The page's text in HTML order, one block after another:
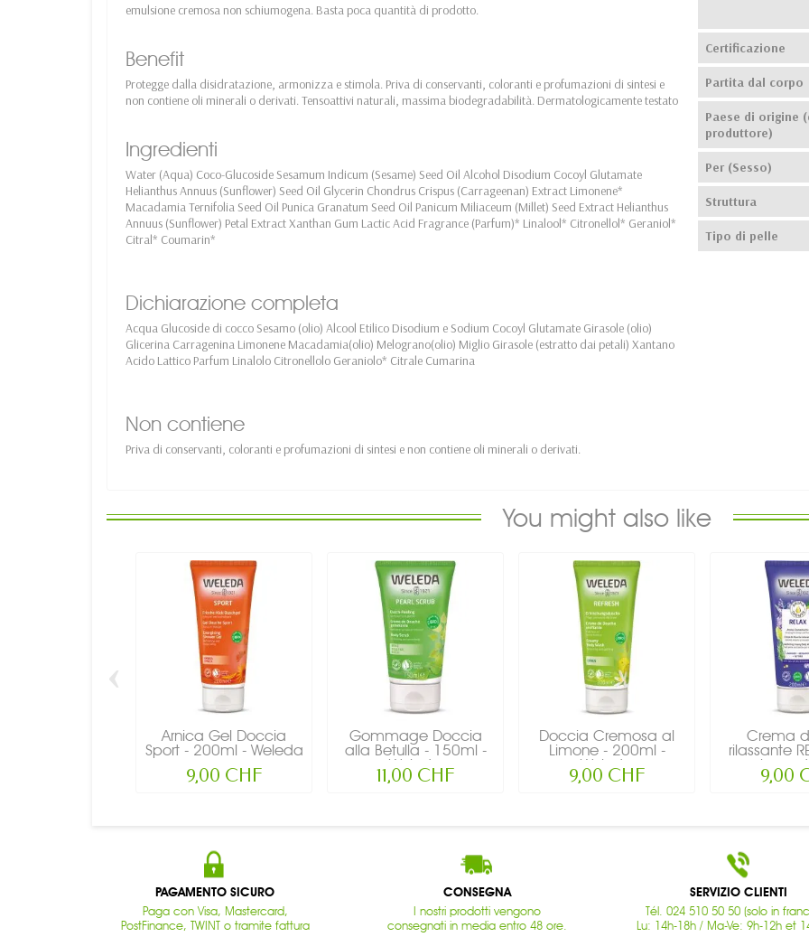
emulsione cremosa non schiumogena. Basta poca quantità di prodotto.
Benefit
Protegge dalla disidratazione, armonizza e stimola. Priva di conservanti, coloranti e profumazioni di sintesi e
non contiene oli minerali o derivati. Tensoattivi naturali, massima biodegradabilità. Dermatologicamente testato
Ingredienti
Water (Aqua) Coco-Glucoside Sesamum Indicum (Sesame) Seed Oil Alcohol Disodium Cocoyl Glutamate
Helianthus Annuus (Sunflower) Seed Oil Glycerin Chondrus Crispus (Carrageenan) Extract Limonene*
Macadamia Ternifolia Seed Oil Punica Granatum Seed Oil Panicum Miliaceum (Millet) Seed Extract Helianthus
Annuus (Sunflower) Petal Extract Xanthan Gum Lactic Acid Fragrance (Parfum)* Linalool* Citronellol* Geraniol*
Citral* Coumarin*
Dichiarazione completa
Acqua Glucoside di cocco Sesamo (olio) Alcool Etilico Disodium e Sodium Cocoyl Glutamate Girasole (olio)
Glicerina Carragenina Limonene Macadamia(olio) Melograno(olio) Miglio Girasole (estratto dai petali) Xantano
Acido Lattico Parfum Linalolo Citronellolo Geraniolo* Citrale Cumarina
Non contiene
Priva di conservanti, coloranti e profumazioni di sintesi e non contiene oli minerali o derivati.
Certificazione
Partita dal corpo
Paese di origine
produttore)
Per (Sesso)
Struttura
Tipo di pelle
You might also like
Arnica Gel Doccia
Sport - 200ml - Weleda
9,00 CHF
Gommage Doccia
alla Betulla - 150ml -
Weleda
11,00 CHF
Doccia Cremosa al
Limone - 200ml -
Weleda
9,00 CHF
Crema
rilassante
9,00
‹
PAGAMENTO SICURO
Paga con Visa, Mastercard,
PostFinance, TWINT o tramite fattura
CONSEGNA
I nostri prodotti vengono
consegnati in media entro 48 ore.
SERVIZIO CLIENTI
Tél. 024 510 50 50 (solo in
Lu: 14h-18h / Ma-Ve: 9h-12h et